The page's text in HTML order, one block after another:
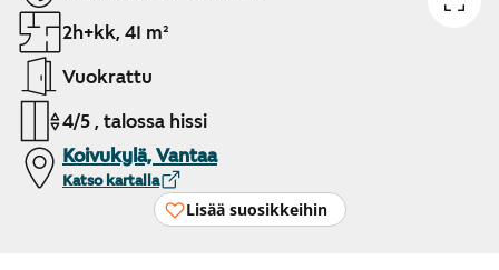
2h+kk, 41 m²
Vuokrattu
4/5 , talossa hissi
Koivukylä, Vantaa
Katso kartalla
Lisää suosikkeihin